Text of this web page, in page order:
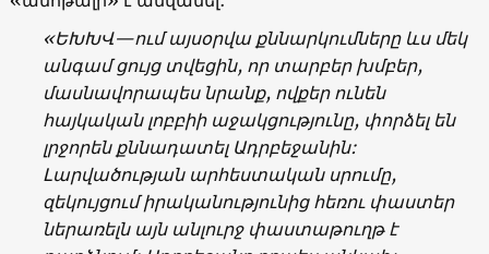
«ԵԽԽՎ—ում այսօրվա քննարկումները ևս մեկ
անգամ ցույց տվեցին, որ տարբեր խմբեր,
մասնավորապես նրանք, ովքեր ունեն
հայկական լոբբիի աջակցությունը, փորձել են
լրջորեն քննադատել Ադրբեջանին:
Լարվածության արհեստական սրումը,
զեկույցում իրականությունից հեռու փաստեր
ներառելն այն անլուրջ փաստաթուղթ է